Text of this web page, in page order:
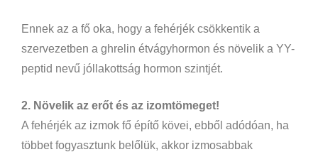
Ennek az a fő oka, hogy a fehérjék csökkentik a
szervezetben a ghrelin étvágyhormon és növelik a YY-
peptid nevű jóllakottság hormon szintjét.
2. Növelik az erőt és az izomtömeget!
A fehérjék az izmok fő építő kövei, ebből adódóan, ha
többet fogyasztunk belőlük, akkor izmosabbak